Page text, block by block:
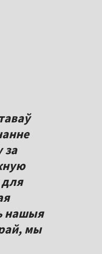
за
для
нашыя
мы